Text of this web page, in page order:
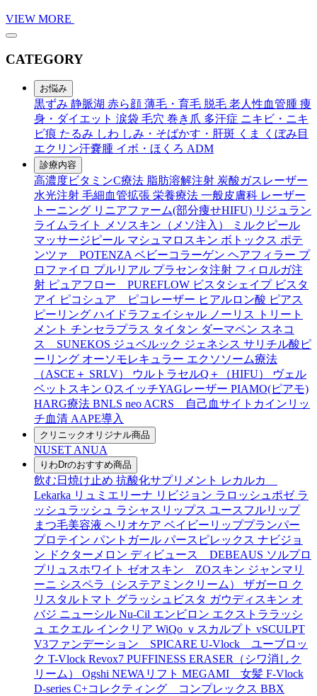
VIEW MORE
CATEGORY
お悩み
黒ずみ 静脈湖 赤ら顔 薄毛・育毛 脱毛 老人性血管腫 痩
身・ダイエット 涙袋 毛穴 巻き爪 多汗症 ニキビ・ニキ
ビ痕 たるみ しわ しみ・そばかす・肝斑 くま
くぼみ目
エクリン汗嚢腫 イボ・ほくろ ADM
診療内容
高濃度ビタミンC療法 脂肪溶解注射 炭酸ガスレーザー
水光注射 毛細血管拡張 栄養療法 一般皮膚科 レーザー
トーニング リニアファーム(部分痩せHIFU) リジュラン
ライムライト
メソスキン（メソ注入）
ミルクピール
マッサージピール マシュマロスキン ボトックス ポテ
ンツァ POTENZA ベビーコラーゲン ヘアフィラー プ
ロファイロ プルリアル プラセンタ注射 フィロルガ注
射 ピュアフロー PUREFLOW ビスタシェイプ ビスタ
アイ ピコシュア ピコレーザー ヒアルロン酸 ピアス
ピーリング ハイドラフェイシャル ノーリス
トリート
メント チンセラプラス タイタン ダーマペン スネコ
ス SUNEKOS ジュベルック ジェネシス サリチル酸ピ
ーリング オーソモレキュラー エクソソーム療法
（ASCE＋ SRLV）
ウルトラセルQ＋（HIFU）
ヴェル
ベットスキン QスイッチYAGレーザー PIAMO(ピアモ)
HARG療法 BNLS neo ACRS 自己血サイトカインリッ
チ血清 AAPE導入
クリニックオリジナル商品
NUSET ANUA
りわDrのおすすめ商品
飲む日焼け止め 抗酸化サプリメント レカルカ
Lekarka リュミエリーナ リビジョン ラロッシュポゼ ラ
ッシュラッシュ ラシャスリップス ユースフルリップ
まつ毛美容液 ヘリオケア ベイビーリッププランパー
プロテイン パントガール パースピレックス ナビジョ
ン ドクターメロン ディビュース DEBEAUS ソルプロ
プリュスホワイト ゼオスキン ZOスキン ジャンマリ
ーニ シスペラ（システアミンクリーム） ザガーロ ク
リスタルトマト グラッシュビスタ ガウディスキン オ
バジ ニューシル Nu-Cil エンビロン エクストララッシ
ュ エクエル インクリア WiQo ｖスカルプト vSCULPT
V3ファンデーション SPICARE U-Vlock ユーブロッ
ク T-Vlock Revox7 PUFFINESS ERASER（シワ消しク
リーム）
Ogshi NEWAリフト MEGAMI 女髪 F-Vlock
D-series C+コレクティング コンプレックス BBX